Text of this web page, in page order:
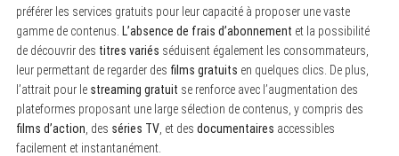
préférer les services gratuits pour leur capacité à proposer une vaste
gamme de contenus. L’absence de frais d’abonnement et la possibilité
de découvrir des titres variés séduisent également les consommateurs,
leur permettant de regarder des films gratuits en quelques clics. De plus,
l’attrait pour le streaming gratuit se renforce avec l’augmentation des
plateformes proposant une large sélection de contenus, y compris des
films d’action , des séries TV, et des documentaires accessibles
facilement et instantanément.